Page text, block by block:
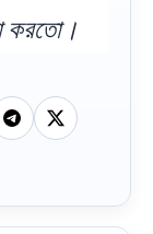
করতো।